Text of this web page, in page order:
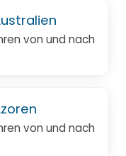
von und nach
von und nach